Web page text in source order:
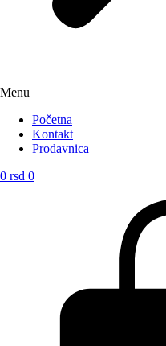
Menu
Početna
Kontakt
Prodavnica
0 rsd 0